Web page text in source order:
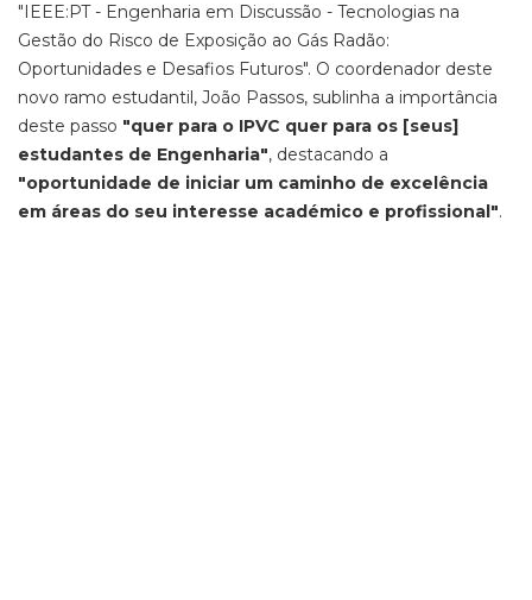
"IEEE:PT - Engenharia em Discussão - Tecnologias na
Gestão do Risco de Exposição ao Gás Radão:
Oportunidades e Desafios Futuros". O coordenador deste
novo ramo estudantil, João Passos, sublinha a importância
deste passo "quer para o IPVC quer para os [seus]
estudantes de Engenharia", destacando a
"oportunidade de iniciar um caminho de excelência
em áreas do seu interesse académico e profissional".